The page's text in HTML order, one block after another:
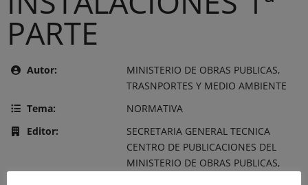
PARTE
Autor:
MINISTERIO DE OBRAS PUBLICAS,
TRASNPORTES Y MEDIO AMBIENTE
Tema:
NORMATIVA
Editor:
SECRETARIA GENERAL TECNICA
CENTRO DE PUBLICACIONES DEL
MINISTERIO DE OBRAS PUBLICAS,